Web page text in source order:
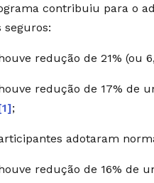
contribuiu para o
seguros:
redução de 21% (ou
redução de 17% de
;
adotaram
redução de 16% de